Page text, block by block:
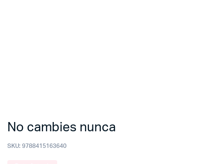
No cambies nunca
SKU: 9788415163640